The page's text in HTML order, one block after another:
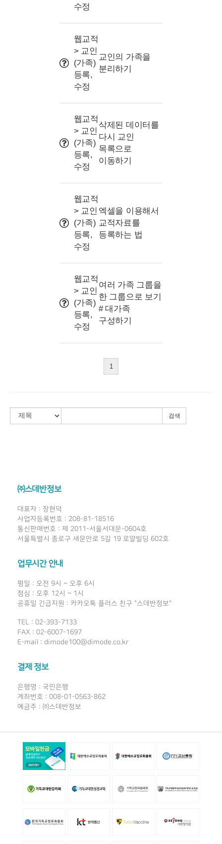
수정
웹교적
> 교인
(가족)
등록,
수정
교인의 가족을
분리하기
웹교적
> 교인
(가족)
등록,
수정
삭제된 데이터를
다시 교인
목록으로
이동하기
웹교적
> 교인
(가족)
등록,
수정
엑셀을 이용해서
교적자료를
등록하는 법
웹교적
> 교인
(가족)
등록,
수정
여러 가족 그룹을
한 그룹으로 보기
# 대가족
구성하기
1
검색
㈜스데반정보
대표자 : 장현덕
사업자등록번호 : 208-81-18516
통신판매번호 : 제 2011-서울서대문-0604호
서울특별시 종로구 새문안로 5길 19 로얄빌딩 602호
업무시간 안내
평일 : 오전 9시 ~ 오후 6시
점심 : 오후 12시 ~ 1시
공휴일 긴급지원 : 카카오톡 플러스 친구 "스데반정보"
TEL : 02-393-7133
FAX : 02-6007-1697
E-mail : dimode100@dimode.co.kr
결제 정보
은행명 : 국민은행
계좌번호 : 008-01-0563-862
예금주 : ㈜스데반정보